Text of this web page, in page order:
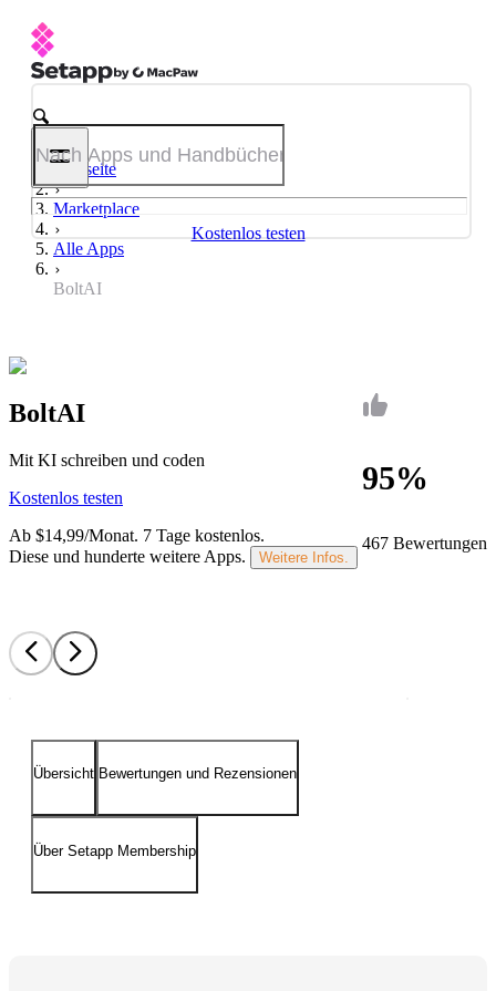
Kostenlos testen
Startseite
Marketplace
Alle Apps
BoltAI
95%
467 Bewertungen
BoltAI
Mit KI schreiben und coden
Kostenlos testen
Ab $14,99/Monat. 7 Tage kostenlos.
Diese und hunderte weitere Apps.
Weitere Infos.
Übersicht Bewertungen und Rezensionen
Über Setapp Membership